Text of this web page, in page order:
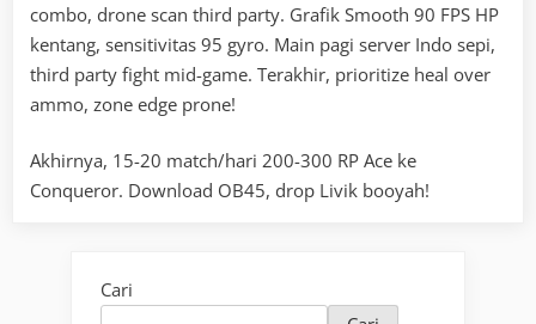
combo, drone scan third party. Grafik Smooth 90 FPS HP
kentang, sensitivitas 95 gyro. Main pagi server Indo sepi,
third party fight mid-game. Terakhir, prioritize heal over
ammo, zone edge prone!
Akhirnya, 15-20 match/hari 200-300 RP Ace ke
Conqueror. Download OB45, drop Livik booyah!
Cari